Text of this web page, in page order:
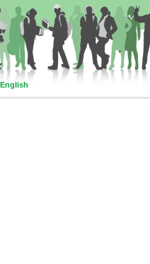
English